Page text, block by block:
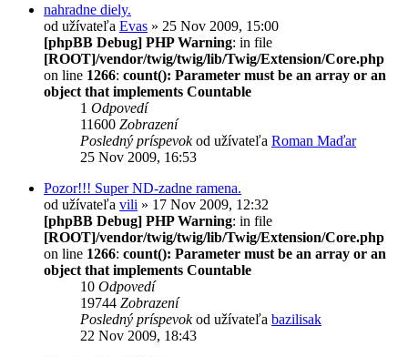
nahradne diely.
od užívateľa Evas » 25 Nov 2009, 15:00
[phpBB Debug] PHP Warning: in file
[ROOT]/vendor/twig/twig/lib/Twig/Extension/Core.php
on line 1266: count(): Parameter must be an array or an
object that implements Countable
1 Odpovedí
11600 Zobrazení
Posledný príspevokod užívateľa Roman Maďar
25 Nov 2009, 16:53
Pozor!!! Super ND-zadne ramena.
od užívateľa vili » 17 Nov 2009, 12:32
[phpBB Debug] PHP Warning: in file
[ROOT]/vendor/twig/twig/lib/Twig/Extension/Core.php
on line 1266: count(): Parameter must be an array or an
object that implements Countable
10 Odpovedí
19744 Zobrazení
Posledný príspevokod užívateľa bazilisak
22 Nov 2009, 18:43